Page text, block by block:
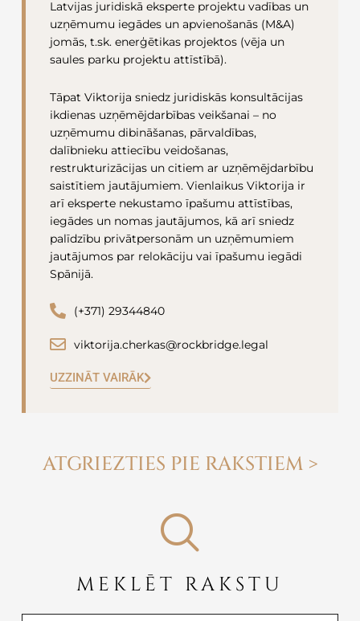
Latvijas juridiskā eksperte projektu vadības un
uzņēmumu iegādes un apvienošanās (M&A)
jomās, t.sk. enerģētikas projektos (vēja un
saules parku projektu attīstībā).
Tāpat Viktorija sniedz juridiskās konsultācijas
ikdienas uzņēmējdarbības veikšanai – no
uzņēmumu dibināšanas, pārvaldības,
dalībnieku attiecību veidošanas,
restrukturizācijas un citiem ar uzņēmējdarbību
saistītiem jautājumiem. Vienlaikus Viktorija ir
arī eksperte nekustamo īpašumu attīstības,
iegādes un nomas jautājumos, kā arī sniedz
palīdzību privātpersonām un uzņēmumiem
jautājumos par relokāciju vai īpašumu iegādi
Spānijā.
(+371) 29344840
viktorija.cherkas@rockbridge.legal
UZZINĀT VAIRĀK
ATGRIEZTIES PIE RAKSTIEM >
MEKLĒT RAKSTU